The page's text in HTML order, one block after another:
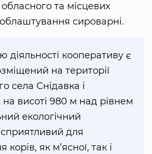
та місцевих
сироварні.
діяльності кооперативу є
на території
села Снідавка і
на висоті 980 м над рівнем
екологічний
сприятливий для
як м’ясної, так і